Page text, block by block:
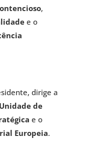
,
e o
dirige a
Unidade de
e o
Europeia.